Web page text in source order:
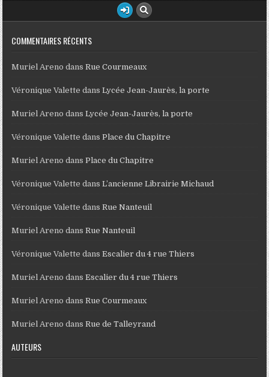
COMMENTAIRES RÉCENTS
Muriel Areno dansRue Courmeaux
Véronique Valette dansLycée Jean-Jaurès, la porte
Muriel Areno dansLycée Jean-Jaurès, la porte
Véronique Valette dansPlace du Chapitre
Muriel Areno dansPlace du Chapitre
Véronique Valette dansL’ancienne Librairie Michaud
Véronique Valette dansRue Nanteuil
Muriel Areno dansRue Nanteuil
Véronique Valette dansEscalier du 4 rue Thiers
Muriel Areno dansEscalier du 4 rue Thiers
Muriel Areno dansRue Courmeaux
Muriel Areno dansRue de Talleyrand
AUTEURS